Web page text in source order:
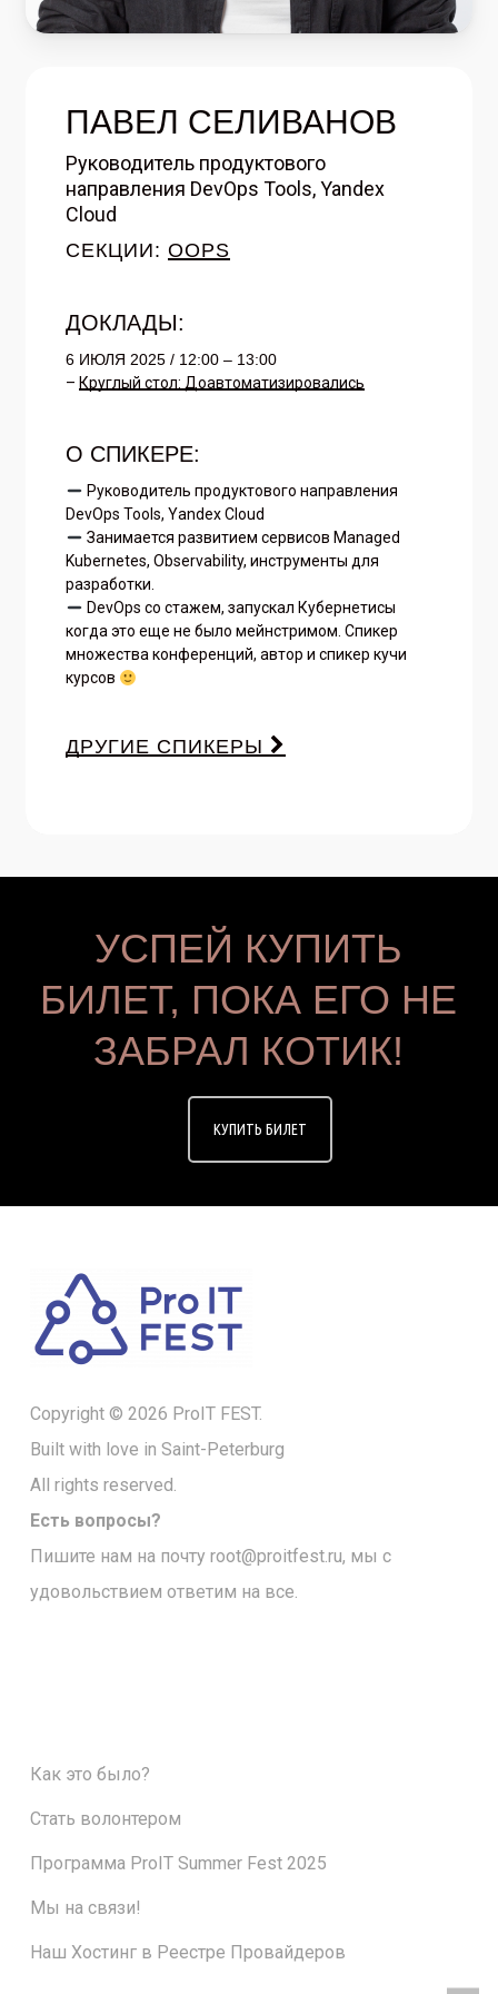
ПАВЕЛ СЕЛИВАНОВ
Руководитель продуктового
направления DevOps Tools, Yandex
Cloud
СЕКЦИИ: OOPS
ДОКЛАДЫ:
6 ИЮЛЯ 2025 / 12:00 – 13:00
– Круглый стол: Доавтоматизировались
О СПИКЕРЕ:
Руководитель продуктового направления
DevOps Tools, Yandex Cloud
Занимается развитием сервисов Managed
Kubernetes, Observability, инструменты для
разработки.
DevOps со стажем, запускал Кубернетисы
когда это еще не было мейнстримом. Спикер
множества конференций, автор и спикер кучи
курсов
ДРУГИЕ СПИКЕРЫ
УСПЕЙ КУПИТЬ
БИЛЕТ, ПОКА ЕГО НЕ
ЗАБРАЛ КОТИК!
КУПИТЬ БИЛЕТ
Copyright © 2026 ProIT FEST.
Built with love in Saint-Peterburg
All rights reserved.
Есть вопросы?
Пишите нам на почту root@proitfest.ru, мы с
удовольствием ответим на все.
Как это было?
Стать волонтером
Программа ProIT Summer Fest 2025
Мы на связи!
Наш Хостинг в Реестре Провайдеров